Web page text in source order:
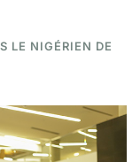
LE NIGÉRIEN DE